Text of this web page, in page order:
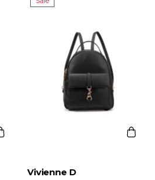
Vendor:
Vivienne D